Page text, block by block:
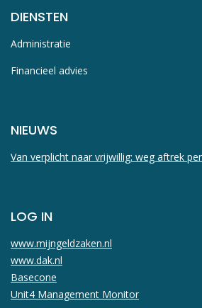
DIENSTEN
Administratie
Financieel advies
NIEUWS
Van verplicht naar vrijwillig: weg aftrek
LOG IN
www.mijngeldzaken.nl
www.dak.nl
Basecone
Unit4 Management Monitor